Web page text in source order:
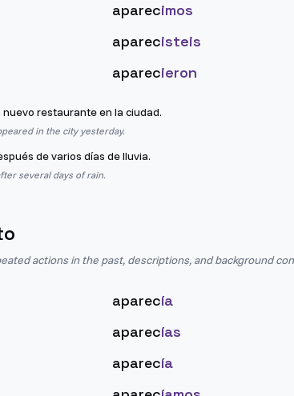
aparecimos
aparecisteis
aparecieron
nuevo restaurante en la ciudad.
in the city yesterday.
de varios días de lluvia.
several days of rain.
actions in the past, descriptions, and background
aparecía
aparecías
aparecía